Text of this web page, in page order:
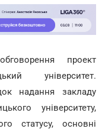
проект
університет.
надання закладу
університету,
статусу, основні